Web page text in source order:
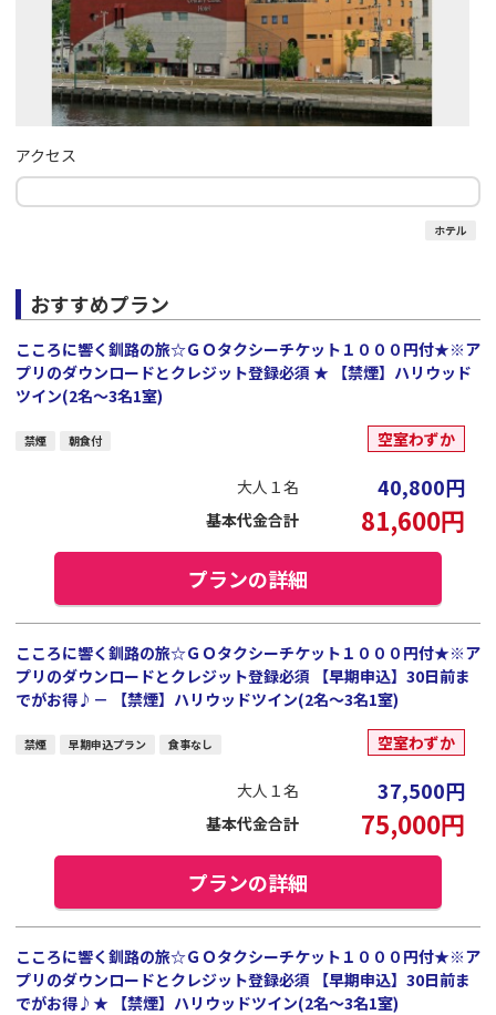
アクセス
ホテル
おすすめプラン
こころに響く釧路の旅☆ＧＯタクシーチケット１０００円付★※ア
プリのダウンロードとクレジット登録必須 ★ 【禁煙】ハリウッド
ツイン(2名～3名1室)
禁煙 朝食付 空室わずか
大人１名 40,800円
基本代金合計 81,600円
プランの詳細
こころに響く釧路の旅☆ＧＯタクシーチケット１０００円付★※ア
プリのダウンロードとクレジット登録必須 【早期申込】30日前ま
でがお得♪－ 【禁煙】ハリウッドツイン(2名～3名1室)
禁煙 早期申込プラン 食事なし 空室わずか
大人１名 37,500円
基本代金合計 75,000円
プランの詳細
こころに響く釧路の旅☆ＧＯタクシーチケット１０００円付★※ア
プリのダウンロードとクレジット登録必須 【早期申込】30日前ま
でがお得♪★ 【禁煙】ハリウッドツイン(2名～3名1室)